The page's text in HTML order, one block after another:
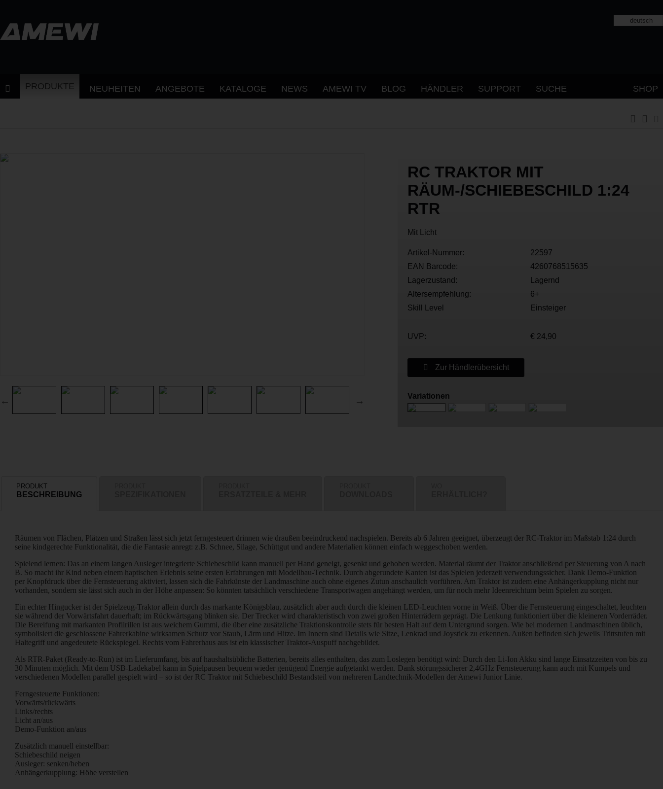
deutsch
PRODUKTE NEUHEITEN ANGEBOTE KATALOGE NEWS AMEWI TV BLOG HÄNDLER SUPPORT SUCHE SHOP
RC TRAKTOR MIT
RÄUM-/SCHIEBESCHILD 1:24
RTR
Mit Licht
Artikel-Nummer:
22597
EAN Barcode:
4260768515635
Lagerzustand:
Lagernd
Altersempfehlung:
6+
Skill Level
Einsteiger
UVP: € 24,90
Zur Händlerübersicht
Variationen
PRODUKT
BESCHREIBUNG
Räumen von Flächen, Plätzen und Straßen lässt sich jetzt ferngesteuert drinnen wie draußen beeindruckend nachspielen. Bereits ab 6 Jahren geeignet, überzeugt der RC-Traktor im Maßstab 1:24 durch
seine kindgerechte Funktionalität, die die Fantasie anregt: z.B. Schnee, Silage, Schüttgut und andere Materialien können einfach weggeschoben werden.
Spielend lernen: Das an einem langen Ausleger integrierte Schiebeschild kann manuell per Hand geneigt, gesenkt und gehoben werden. Material räumt der Traktor anschließend per Steuerung von A nach
B. So macht ihr Kind neben einem haptischen Erlebnis seine ersten Erfahrungen mit Modellbau-Technik. Durch abgerundete Kanten ist das Spielen jederzeit verwendungssicher. Dank Demo-Funktion
per Knopfdruck über die Fernsteuerung aktiviert, lassen sich die Fahrkünste der Landmaschine auch ohne eigenes Zutun anschaulich vorführen. Am Traktor ist zudem eine Anhängerkupplung nicht nur
vorhanden, sondern sie lässt sich auch in der Höhe anpassen: So könnten tatsächlich verschiedene Transportwagen angehängt werden, um für noch mehr Ideenreichtum beim Spielen zu sorgen.
Ein echter Hingucker ist der Spielzeug-Traktor allein durch das markante Königsblau, zusätzlich aber auch durch die kleinen LED-Leuchten vorne in Weiß. Über die Fernsteuerung eingeschaltet, leuchten
sie während der Vorwärtsfahrt dauerhaft; im Rückwärtsgang blinken sie. Der Trecker wird charakteristisch von zwei großen Hinterrädern geprägt. Die Lenkung funktioniert über die kleineren Vorderräder.
Die Bereifung mit markanten Profilrillen ist aus weichem Gummi, die über eine zusätzliche Traktionskontrolle stets für besten Halt auf dem Untergrund sorgen. Wie bei modernen Landmaschinen üblich,
symbolisiert die geschlossene Fahrerkabine wirksamen Schutz vor Staub, Lärm und Hitze. Im Innern sind Details wie Sitze, Lenkrad und Joystick zu erkennen. Außen befinden sich jeweils Trittstufen mit
Haltegriff und angedeutete Rückspiegel. Rechts vom Fahrerhaus aus ist ein klassischer Traktor-Auspuff nachgebildet.
Als RTR-Paket (Ready-to-Run) ist im Lieferumfang, bis auf haushaltsübliche Batterien, bereits alles enthalten, das zum Loslegen benötigt wird: Durch den Li-Ion Akku sind lange Einsatzzeiten von bis zu
30 Minuten möglich. Mit dem USB-Ladekabel kann in Spielpausen bequem wieder genügend Energie aufgetankt werden. Dank störungssicherer 2,4GHz Fernsteuerung kann auch mit Kumpels und
verschiedenen Modellen parallel gespielt wird – so ist der RC Traktor mit Schiebeschild Bestandsteil von mehreren Landtechnik-Modellen der Amewi Junior Linie.
Ferngesteuerte Funktionen:
Vorwärts/rückwärts
Links/rechts
Licht an/aus
Demo-Funktion an/aus
Zusätzlich manuell einstellbar:
Schiebeschild neigen
Ausleger: senken/heben
Anhängerkupplung: Höhe verstellen